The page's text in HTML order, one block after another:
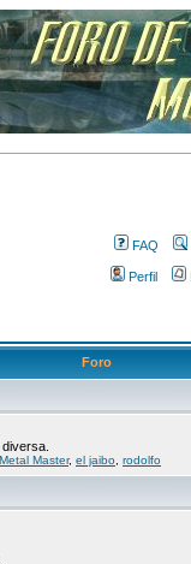
FAQ
Perfil
Foro
Master, el jaibo rodolfo